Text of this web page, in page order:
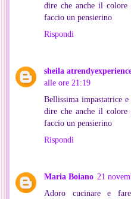
dire che anche il colore
faccio un pensierino
Rispondi
sheila
alle ore 21:19
Bellissima impastatrice
dire che anche il colore
faccio un pensierino
Rispondi
Maria Boiano 21
Adoro cucinare e